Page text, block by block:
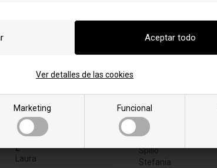
Marketing Funcional
Ver detalles de las cookies
stove.
I
Ilaria
K
Kristina
L
Laura
S
Serena
Silvia
Snella
Sofia
Spillo
Stefania